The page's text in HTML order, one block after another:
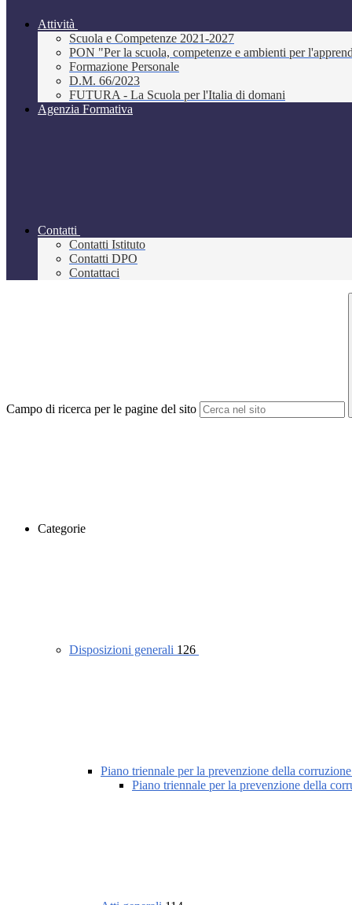
Attività
Scuola e Competenze 2021-2027
PON "Per la scuola, competenze e ambienti per
Formazione Personale
D.M. 66/2023
FUTURA - La Scuola per l'Italia di domani
Agenzia Formativa
Contatti
Contatti Istituto
Contatti DPO
Contattaci
Campo di ricerca per le pagine del sito
Categorie
Disposizioni generali 126
Piano triennale per la prevenzione della
Piano triennale per la prevenzione della